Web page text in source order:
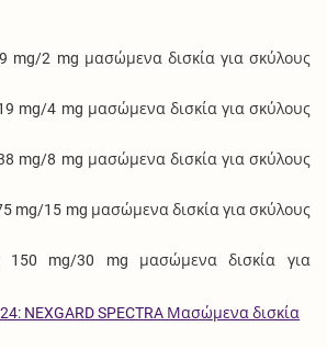
9 mg/2 mg μασώμενα δισκία για σκύλους
19 mg/4 mg μασώμενα δισκία για σκύλους
38 mg/8 mg μασώμενα δισκία για σκύλους
mg/15 mg μασώμενα δισκία για σκύλους
150 mg/30 mg μασώμενα δισκία για
NEXGARD SPECTRA Μασώμενα δισκία